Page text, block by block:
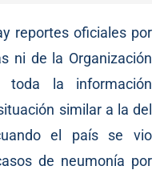
reportes oficiales por
ni de la Organización
la información
similar a la del
el país se vio
de neumonía por